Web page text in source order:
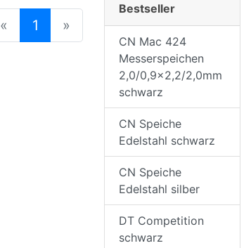
« 1 (current)
»
Bestseller
CN Mac 424
Messerspeichen
2,0/0,9x2,2/2,0mm
schwarz
CN Speiche
Edelstahl schwarz
CN Speiche
Edelstahl silber
DT Competition
schwarz